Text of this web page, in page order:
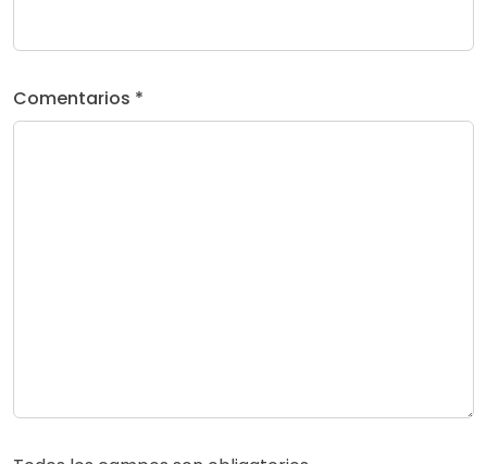
Comentarios *